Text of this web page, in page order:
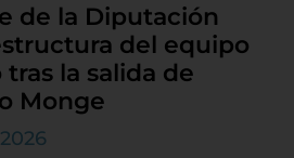
de la Diputación
del equipo
la salida de
Monge